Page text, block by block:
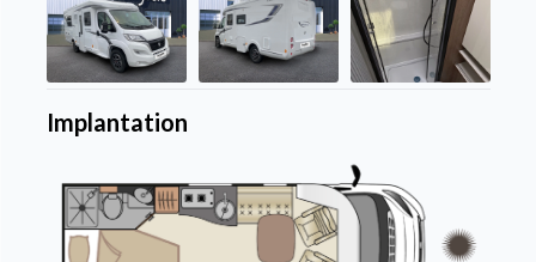
Implantation